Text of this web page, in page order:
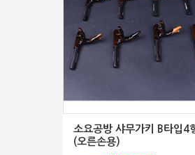
소요공방 샤무가키 B타입4
(오른손용)